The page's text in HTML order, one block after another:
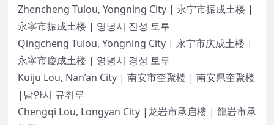
Zhencheng Tulou, Yongning City | 永宁市振成土楼 |
永寧市振成土楼 | 영녕시 진성 토루
Qingcheng Tulou, Yongning City | 永宁市庆成土楼 |
永寧市慶成土楼 | 영녕시 경성 토루
Kuiju Lou, Nan’an City | 南安市奎聚楼 | 南安県奎聚楼
|남안시 규취루
Chengqi Lou, Longyan City |龙岩市承启楼 | 龍岩市承